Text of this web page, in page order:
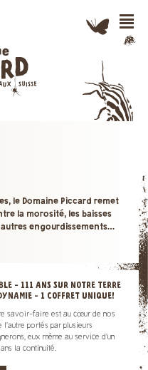
n
le Domaine Piccard remet
la morosité, les baisses
engourdissements…
- 111 ANS SUR NOTRE TERRE
- 1 COFFRET UNIQUE!
savoir-faire est au cœur de nos
l’autre portés par plusieurs
eux même au service d’un
la continuité.